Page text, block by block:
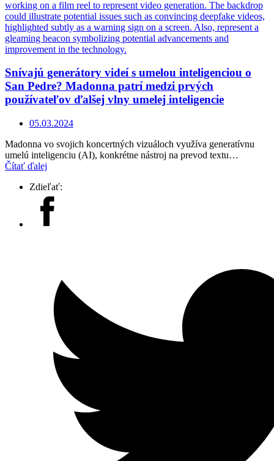
Snívajú generátory videí s umelou inteligenciou o
San Pedre? Madonna patrí medzi prvých
používateľov ďalšej vlny umelej inteligencie
05.03.2024
Madonna vo svojich koncertných vizuáloch využíva generatívnu
umelú inteligenciu (AI), konkrétne nástroj na prevod textu…
Čítať ďalej
Zdieľať: